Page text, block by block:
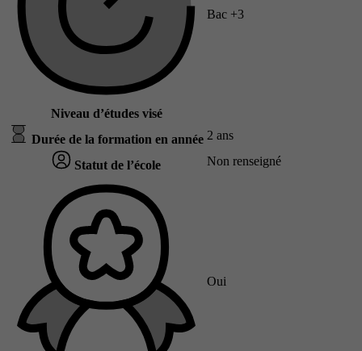
Niveau d’études visé
Bac +3
Durée de la formation en année 2 ans
Statut de l’école Non renseigné
Oui